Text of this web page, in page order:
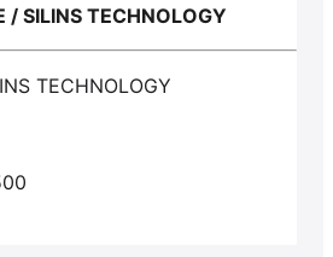
TECHNOLOGY
TECHNOLOGY